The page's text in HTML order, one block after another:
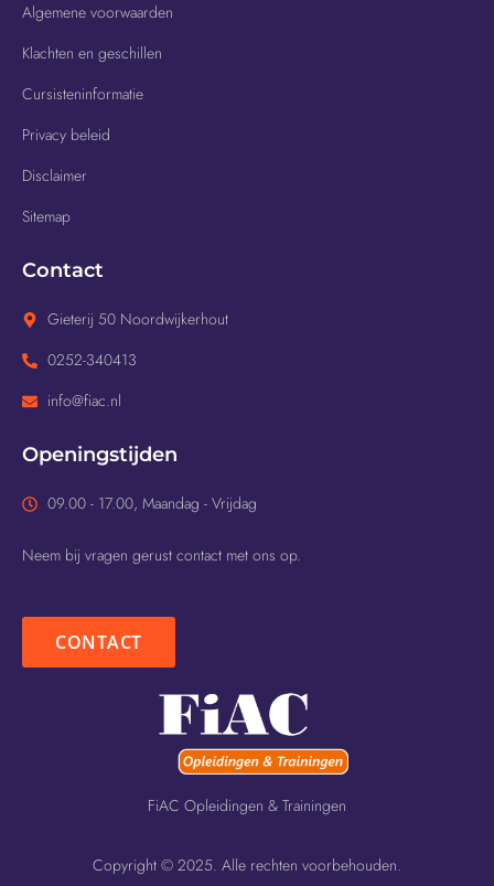
Algemene voorwaarden
Klachten en geschillen
Cursisteninformatie
Privacy beleid
Disclaimer
Sitemap
Contact
Gieterij 50 Noordwijkerhout
0252-340413
info@fiac.nl
Openingstijden
09.00 - 17.00, Maandag - Vrijdag
Neem bij vragen gerust contact met ons op.
CONTACT
FiAC Opleidingen & Trainingen
Copyright © 2025. Alle rechten voorbehouden.